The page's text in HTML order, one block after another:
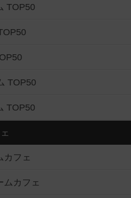
TOP50
TOP50
TOP50
カフェ
ムカフェ